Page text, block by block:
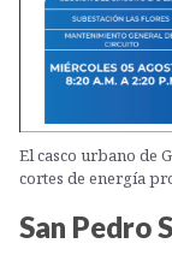
El casco urbano de
cortes de energía
San Pedro